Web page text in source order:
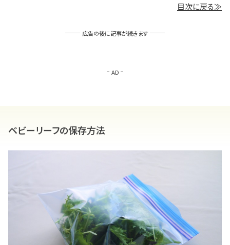
目次に戻る≫
広告の後に記事が続きます
AD
ベビーリーフの保存方法